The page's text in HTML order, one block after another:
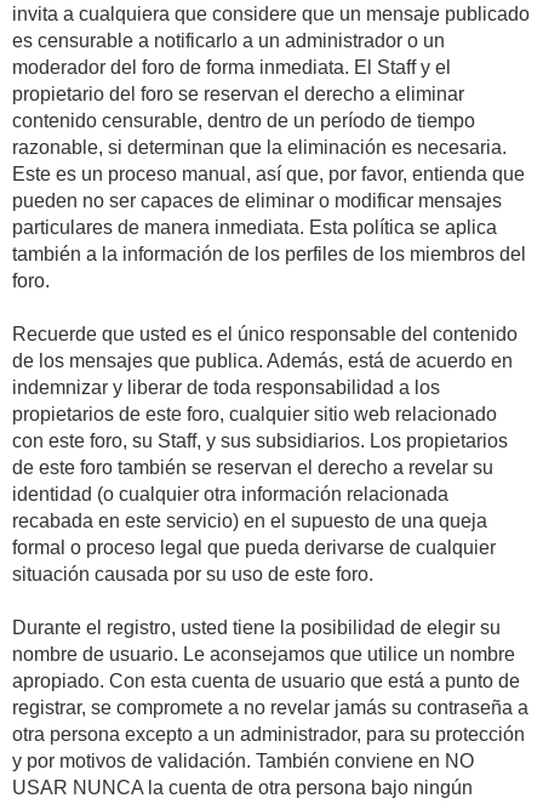
invita a cualquiera que considere que un mensaje publicado
es censurable a notificarlo a un administrador o un
moderador del foro de forma inmediata. El Staff y el
propietario del foro se reservan el derecho a eliminar
contenido censurable, dentro de un período de tiempo
razonable, si determinan que la eliminación es necesaria.
Este es un proceso manual, así que, por favor, entienda que
pueden no ser capaces de eliminar o modificar mensajes
particulares de manera inmediata. Esta política se aplica
también a la información de los perfiles de los miembros del
foro.
Recuerde que usted es el único responsable del contenido
de los mensajes que publica. Además, está de acuerdo en
indemnizar y liberar de toda responsabilidad a los
propietarios de este foro, cualquier sitio web relacionado
con este foro, su Staff, y sus subsidiarios. Los propietarios
de este foro también se reservan el derecho a revelar su
identidad (o cualquier otra información relacionada
recabada en este servicio) en el supuesto de una queja
formal o proceso legal que pueda derivarse de cualquier
situación causada por su uso de este foro.
Durante el registro, usted tiene la posibilidad de elegir su
nombre de usuario. Le aconsejamos que utilice un nombre
apropiado. Con esta cuenta de usuario que está a punto de
registrar, se compromete a no revelar jamás su contraseña a
otra persona excepto a un administrador, para su protección
y por motivos de validación. También conviene en NO
USAR NUNCA la cuenta de otra persona bajo ningún